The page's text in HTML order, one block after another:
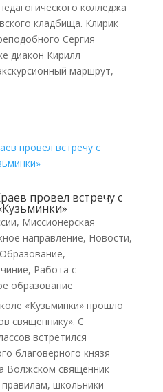
колледжа
кладбища. Клирик
Сергия
диакон Кирилл
маршрут,
провел встречу с
, Миссионерская
направление, Новости,
Образование,
, Работа с
образование
«Кузьминки» прошло
священнику». С
встретился
благоверного князя
Волжском священник
школьники